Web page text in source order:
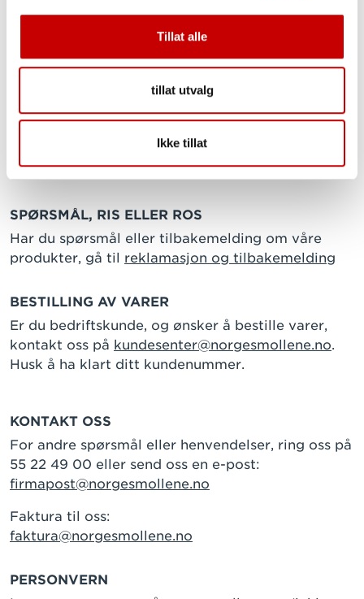
Tillat alle
tillat utvalg
Ikke tillat
Postboks 1911, Nordnes
5004 BERGEN
SPØRSMÅL, RIS ELLER ROS
Har du spørsmål eller tilbakemelding om våre
produkter, gå til reklamasjon og tilbakemelding
BESTILLING AV VARER
Er du bedriftskunde, og ønsker å bestille varer,
kontakt oss på kundesenter@norgesmollene.no.
Husk å ha klart ditt kundenummer.
KONTAKT OSS
For andre spørsmål eller henvendelser, ring oss på
55 22 49 00 eller send oss en e-post:
firmapost@norgesmollene.no
Faktura til oss:
faktura@norgesmollene.no
PERSONVERN